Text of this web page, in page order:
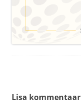
Lisa kommentaar